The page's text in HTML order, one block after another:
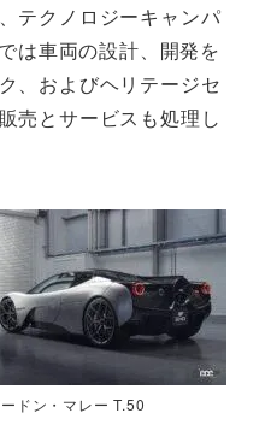
テクノロジーキャンパ
は車両の設計、開発を
、およびヘリテージセ
売とサービスも処理し
ドン・マレー T.50